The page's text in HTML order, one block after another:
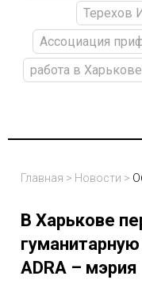
Терехов
Ассоциация
работа в Харькове
Главная > Новости >
В Харькове
ADRA – мэрия